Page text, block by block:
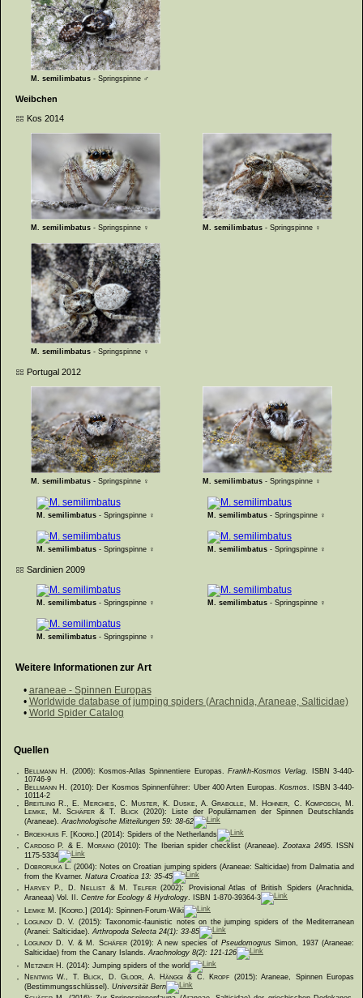
M. semilimbatus - Springspinne ♂
Weibchen
Kos 2014
M. semilimbatus - Springspinne ♀ M. semilimbatus- Springspinne ♀
M. semilimbatus - Springspinne ♀
Portugal 2012
M. semilimbatus - Springspinne ♀ M. semilimbatus- Springspinne ♀
M. semilimbatus- Springspinne ♀ M. semilimbatus - Springspinne ♀
M. semilimbatus- Springspinne ♀ M. semilimbatus - Springspinne ♀
Sardinien 2009
M. semilimbatus- Springspinne ♀ M. semilimbatus - Springspinne ♀
M. semilimbatus- Springspinne ♀
Weitere Informationen zur Art
• araneae - Spinnen Europas
• Worldwide database of jumping spiders (Arachnida, Araneae, Salticidae)
• World Spider Catalog
Quellen
·
Bellmann H. (2006): Kosmos-Atlas Spinnentiere Europas.Frankh-Kosmos Verlag. ISBN 3-440-
10746-9
· Bellmann H. (2010): Der Kosmos Spinnenführer: Über 400 Arten Europas.Kosmos. ISBN 3-440-
10114-2
·
Breitling R., E. Merches, C. Muster, K. Duske, A. Grabolle, M. Hohner, C. Komposch, M.
Lemke, M. Schäfer & T. Blick (2020): Liste der Populärnamen der Spinnen Deutschlands
(Araneae).Arachnologische Mitteilungen 59: 38-62
· Broekhuis F. [Koord.] (2014): Spiders of the Netherlands
· Cardoso P. & E. Morano(2010): The Iberian spider checklist (Araneae).Zootaxa 2495. ISSN
1175-5334
· Dobroruka L. (2004): Notes on Croatian jumping spiders (Araneae: Salticidae) from Dalmatia and
from the Kvarner. Natura Croatica 13: 35-45
· Harvey P., D. Nellist & M. Telfer(2002): Provisional Atlas of British Spiders (Arachnida,
Araneaa) Vol. II. Centre for Ecology & Hydrology. ISBN 1-870-39364-3
· Lemke M. [Koord.] (2014): Spinnen-Forum-Wiki
· Logunov D. V. (2015): Taxonomic-faunistic notes on the jumping spiders of the Mediterranean
(Aranei: Salticidae).Arthropoda Selecta 24(1): 33-85
· Logunov D. V. & M. Schäfer(2019): A new species of Pseudomogrus Simon, 1937 (Araneae:
Salticidae) from the Canary Islands.Arachnology 8(2): 121-126
· Metzner H. (2014): Jumping spiders of the world
· Nentwig W., T. Blick, D. Gloor, A. Hänggi & C. Kropf (2015): Araneae, Spinnen Europas
(Bestimmungsschlüssel). Universität Bern